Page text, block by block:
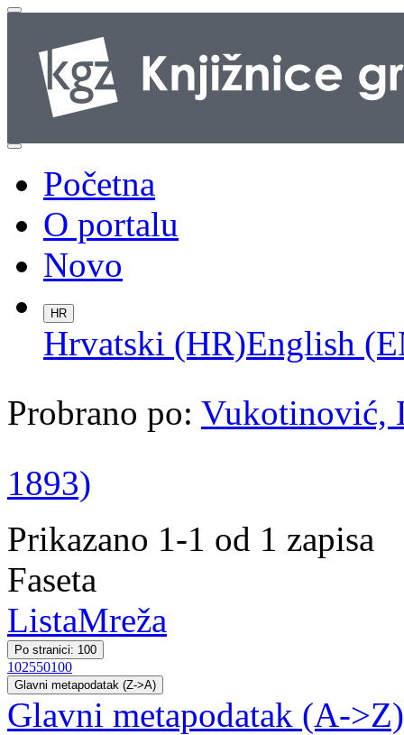
Početna
O portalu
Novo
HR
Hrvatski (HR)English
Probrano po: Vukotinović,
1893)
Prikazano 1-1 od 1 zapisa
Faseta
ListaMreža
Po stranici: 100
102550100
Glavni metapodatak (Z->A)
Glavni metapodatak (A->Z)